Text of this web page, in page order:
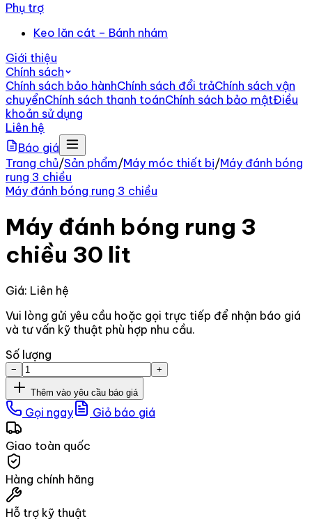
Phụ trợ
Keo lăn cát – Bánh nhám
Giới thiệu
Chính sách
Chính sách bảo hànhChính sách đổi trảChính sách vận
chuyểnChính sách thanh toánChính sách bảo mậtĐiều
khoản sử dụng
Liên hệ
Báo giá
Trang chủ/Sản phẩm/Máy móc thiết bị/Máy đánh bóng
rung 3 chiều
Máy đánh bóng rung 3 chiều
Máy đánh bóng rung 3
chiều 30 lit
Giá: Liên hệ
Vui lòng gửi yêu cầu hoặc gọi trực tiếp để nhận báo giá
và tư vấn kỹ thuật phù hợp nhu cầu.
Số lượng
− +
Thêm vào yêu cầu báo giá
Gọi ngay Giỏ báo giá
Giao toàn quốc
Hàng chính hãng
Hỗ trợ kỹ thuật